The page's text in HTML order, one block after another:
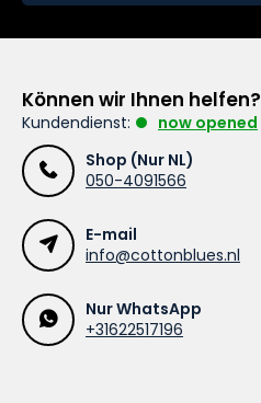
Können wir Ihnen helfen?
Kundendienst:
now opened
Shop (Nur NL)
050-4091566
E-mail
info@cottonblues.nl
Nur WhatsApp
+31622517196